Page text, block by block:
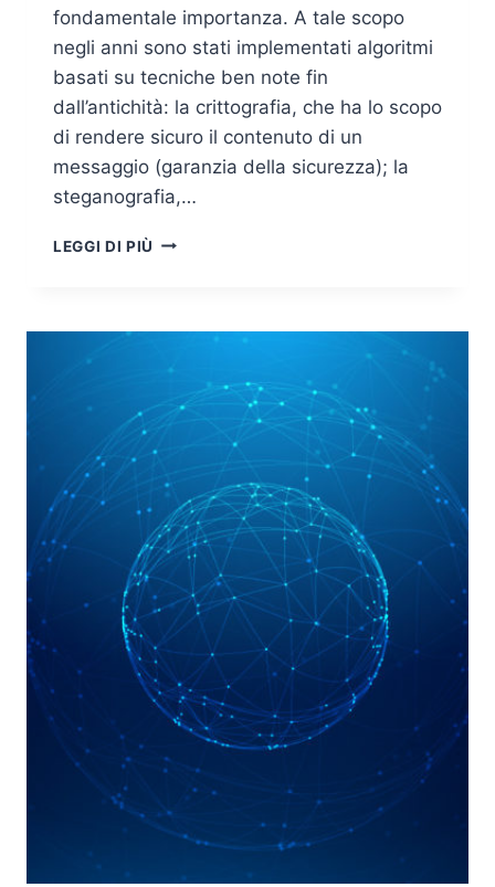
fondamentale importanza. A tale scopo
negli anni sono stati implementati algoritmi
basati su tecniche ben note fin
dall’antichità: la crittografia, che ha lo scopo
di rendere sicuro il contenuto di un
messaggio (garanzia della sicurezza); la
steganografia,…
LEGGI DI PIÙ STEGANOGRAFIA
L’ESISTENZA
PAYLOAD
IN
UN’IMMAGINE